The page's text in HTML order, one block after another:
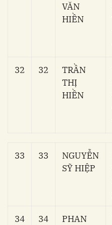
VĂN
HIỀN
32 32
TRẦN
THỊ
HIỀN
33 33
NGUYỄN
SỸ HIỆP
34 34
PHAN